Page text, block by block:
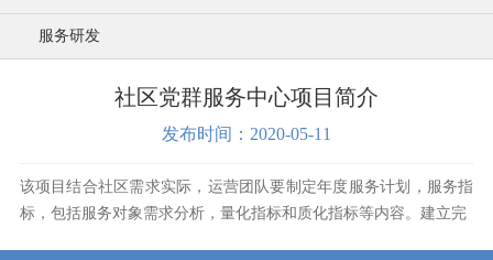
服务研发
社区党群服务中心项目简介
发布时间：2020-05-11
该项目结合社区需求实际，运营团队要制定年度服务计划，服务指
标，包括服务对象需求分析，量化指标和质化指标等内容。建立完